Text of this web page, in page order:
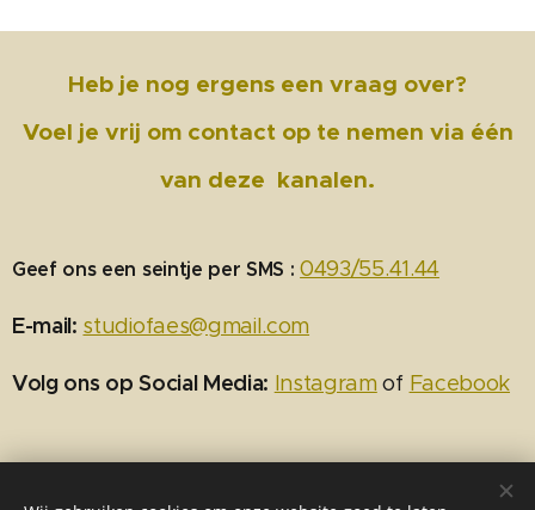
Heb je nog ergens een vraag over?
Voel je vrij om contact op te nemen via één
van deze kanalen.
Geef ons een seintje per SMS :0493/55.41.44
E-mail: studiofaes@gmail.com
Volg ons op Social Media: Instagram of Facebook